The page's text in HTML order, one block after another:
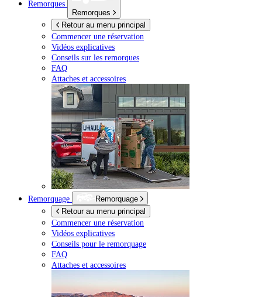
Remorques
Remorques
Retour au menu principal
Commencer une réservation
Vidéos explicatives
Conseils sur les remorques
FAQ
Attaches et accessoires
Remorquage
Remorquage
Retour au menu principal
Commencer une réservation
Vidéos explicatives
Conseils pour le remorquage
FAQ
Attaches et accessoires